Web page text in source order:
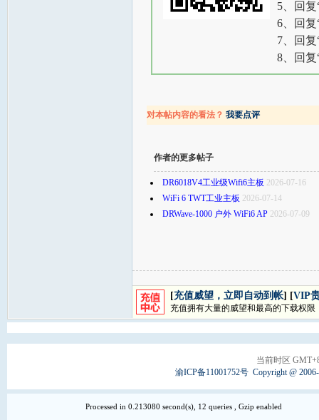
5、回复
6、回复
7、回复
8、回复
对本帖内容的看法？ 我要点评
作者的更多帖子
DR6018V4工业级Wifi6主板 2026-07-16
WiFi 6 TWT工业主板 2026-07-14
DRWave-1000 户外 WiFi6 AP 2026-07-09
[充值威望，立即自动到帐] [VIP
充值拥有大量的威望和最高的下载权限
当前时区
渝ICP备11001752号 Copyright @
Processed in 0.213080 second(s), 12 queries , Gzip enabled